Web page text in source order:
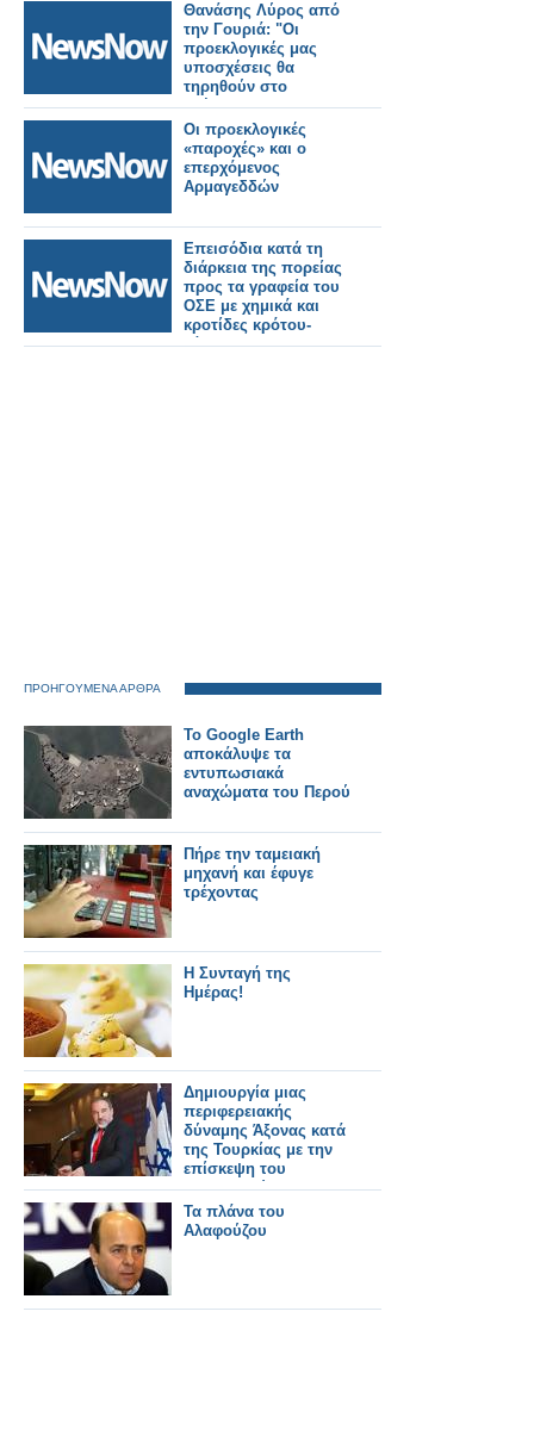
Θανάσης Λύρος από
την Γουριά: "Οι
προεκλογικές μας
υποσχέσεις θα
τηρηθούν στο
ακέραιο"
Οι προεκλογικές
«παροχές» και ο
επερχόμενος
Αρμαγεδδών
Επεισόδια κατά τη
διάρκεια της πορείας
προς τα γραφεία του
ΟΣΕ με χημικά και
κροτίδες κρότου-
λάμψης
ΠΡΟΗΓΟΥΜΕΝΑ ΑΡΘΡΑ
Το Google Earth
αποκάλυψε τα
εντυπωσιακά
αναχώματα του Περού
Πήρε την ταμειακή
μηχανή και έφυγε
τρέχοντας
Η Συνταγή της
Ημέρας!
Δημιουργία μιας
περιφερειακής
δύναμης Άξονας κατά
της Τουρκίας με την
επίσκεψη του
Ισραηλινού ΥΠΕΞ
Τα πλάνα του
Αλαφούζου